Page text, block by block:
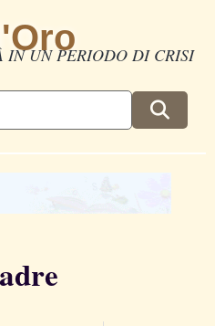
IN UN PERIODO DI CRISI